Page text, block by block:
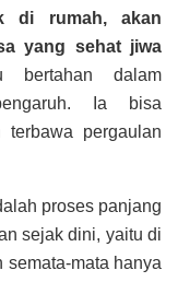
di rumah, akan
yang sehat jiwa
bertahan dalam
Ia bisa
pergaulan
proses panjang
sejak dini, yaitu di
semata-mata hanya